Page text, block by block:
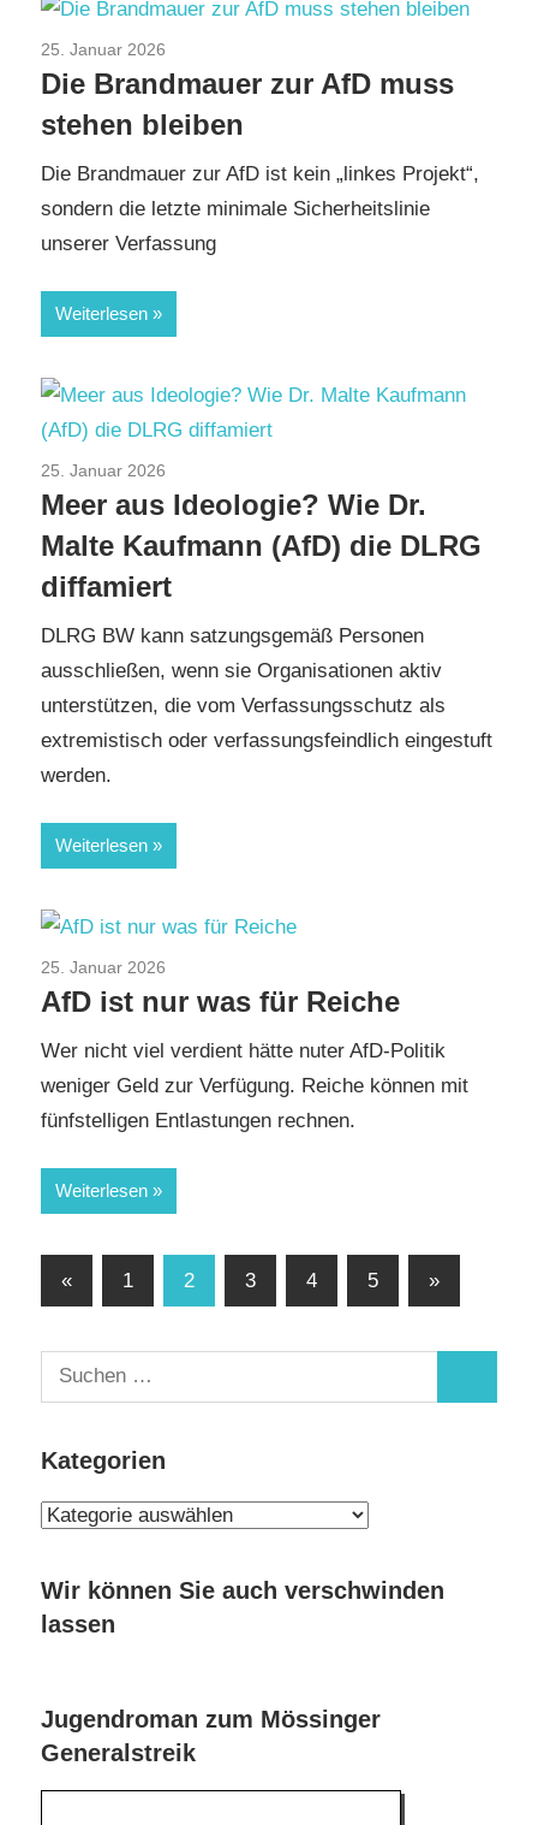
25. Januar 2026
Die Brandmauer zur AfD muss
stehen bleiben
Die Brandmauer zur AfD ist kein „linkes Projekt“,
sondern die letzte minimale Sicherheitslinie
unserer Verfassung
Weiterlesen
25. Januar 2026
Meer aus Ideologie? Wie Dr.
Malte Kaufmann (AfD) die DLRG
diffamiert
DLRG BW kann satzungsgemäß Personen
ausschließen, wenn sie Organisationen aktiv
unterstützen, die vom Verfassungsschutz als
extremistisch oder verfassungsfeindlich eingestuft
werden.
Weiterlesen
25. Januar 2026
Vermögens- und Steuerpolitik
AfD ist nur was für Reiche
Wer nicht viel verdient hätte nuter AfD-Politik
weniger Geld zur Verfügung. Reiche können mit
fünfstelligen Entlastungen rechnen.
Weiterlesen
Seitennummerierung
Beiträge
«Vorherige
1 2 3 4 5
Nächste
»
Suchen
nach:
Kategorien
Kategorien
Wir können Sie auch verschwinden
lassen
Jugendroman zum Mössinger
Generalstreik